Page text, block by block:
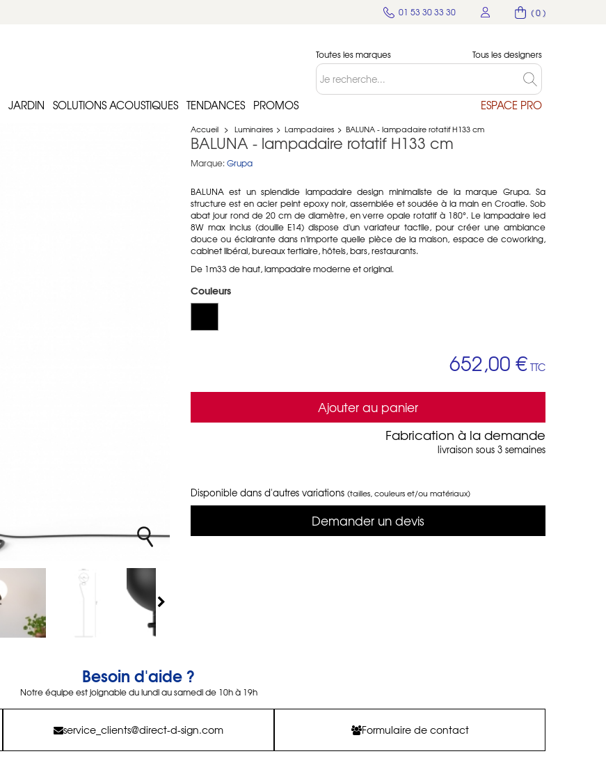
( 0 )
01 53 30 33 30
Toutes les marques Tous les designers
JARDIN SOLUTIONS ACOUSTIQUES TENDANCES PROMOS ESPACE PRO
Accueil > Luminaires > Lampadaires > BALUNA - lampadaire rotatif H133 cm
BALUNA - lampadaire rotatif H133 cm
Marque: Grupa
BALUNA est un splendide lampadaire design minimaliste de la marque Grupa. Sa
structure est en acier peint epoxy noir, assemblée et soudée à la main en Croatie. Sob
abat jour rond de 20 cm de diamètre, en verre opale rotatif à 180°. Le lampadaire led
8W max inclus (douille E14) dispose d'un variateur tactile, pour créer une ambiance
douce ou éclairante dans n'importe quelle pièce de la maison, espace de coworking,
cabinet libéral, bureaux tertiaire, hôtels, bars, restaurants.
De 1m33 de haut, lampadaire moderne et original.
Couleurs
652,00 € TTC
Ajouter au panier
Fabrication à la demande
livraison sous 3 semaines
Disponible dans d'autres variations (tailles, couleurs et/ou matériaux)
Demander un devis
Besoin d'aide ?
Notre équipe est joignable du lundi au samedi de 10h à 19h
service_clients@direct-d-sign.com Formulaire de contact